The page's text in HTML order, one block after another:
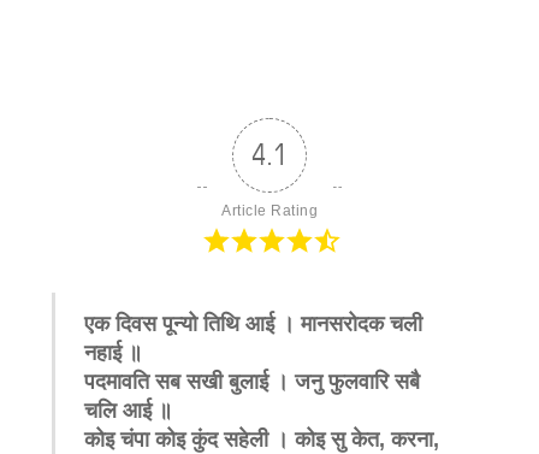
4.1
Article Rating
एक दिवस पून्यो तिथि आई । मानसरोदक चली
नहाई ॥
पदमावति सब सखी बुलाई । जनु फुलवारि सबै
चलि आई ॥
कोइ चंपा कोइ कुंद सहेली । कोइ सु केत,करना,